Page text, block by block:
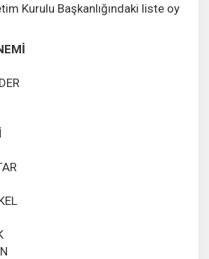
Kurulu Başkanlığındaki liste oy